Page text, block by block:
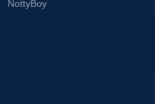
NottyBoy